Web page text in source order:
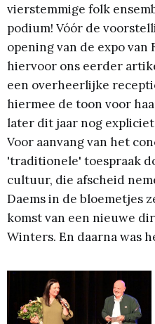
vierstemmige folk
podium! Vóór de
opening van de expo van
hiervoor ons eerder
een overheerlijke
hiermee de toon voor
later dit jaar nog
Voor aanvang van het
'traditionele' toespraak
cultuur, die afscheid
Daems in de bloemetjes
komst van een nieuwe
Winters. En daarna was